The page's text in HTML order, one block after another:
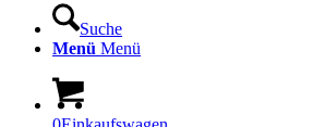
Suche
Menü Menü